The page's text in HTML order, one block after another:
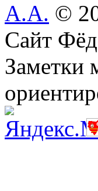
А.А. ©
Сайт
Заметки